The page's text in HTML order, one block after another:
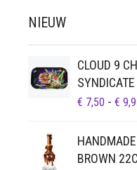
NIEUW
CLOUD 9
SYNDICATE
€ 7,50 - €
BROWN